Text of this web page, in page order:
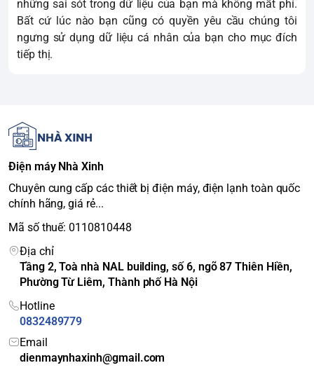
những sai sót trong dữ liệu của bạn mà không mất phí.
Bất cứ lúc nào bạn cũng có quyền yêu cầu chúng tôi
ngưng sử dụng dữ liệu cá nhân của bạn cho mục đích
tiếp thị.
Điện máy Nhà Xinh
Chuyên cung cấp các thiết bị điện máy, điện lạnh toàn quốc
chính hãng, giá rẻ...
Mã số thuế: 0110810448
Địa chỉ
Tầng 2, Toà nhà NAL building, số 6, ngõ 87 Thiên Hiền,
Phường Từ Liêm, Thành phố Hà Nội
Hotline
0832489779
Email
dienmaynhaxinh@gmail.com